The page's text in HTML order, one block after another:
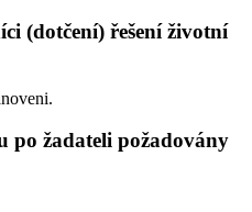
(dotčení) řešení životní
po žadateli požadovány